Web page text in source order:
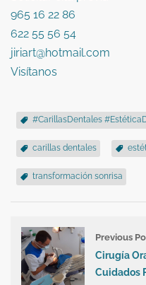
965 16 22 86
622 55 56 54
jiriart@hotmail.com
Visítanos
#CarillasDentales
carillas dentales
transformación sonrisa
Previous
Cirugía
Cuidados